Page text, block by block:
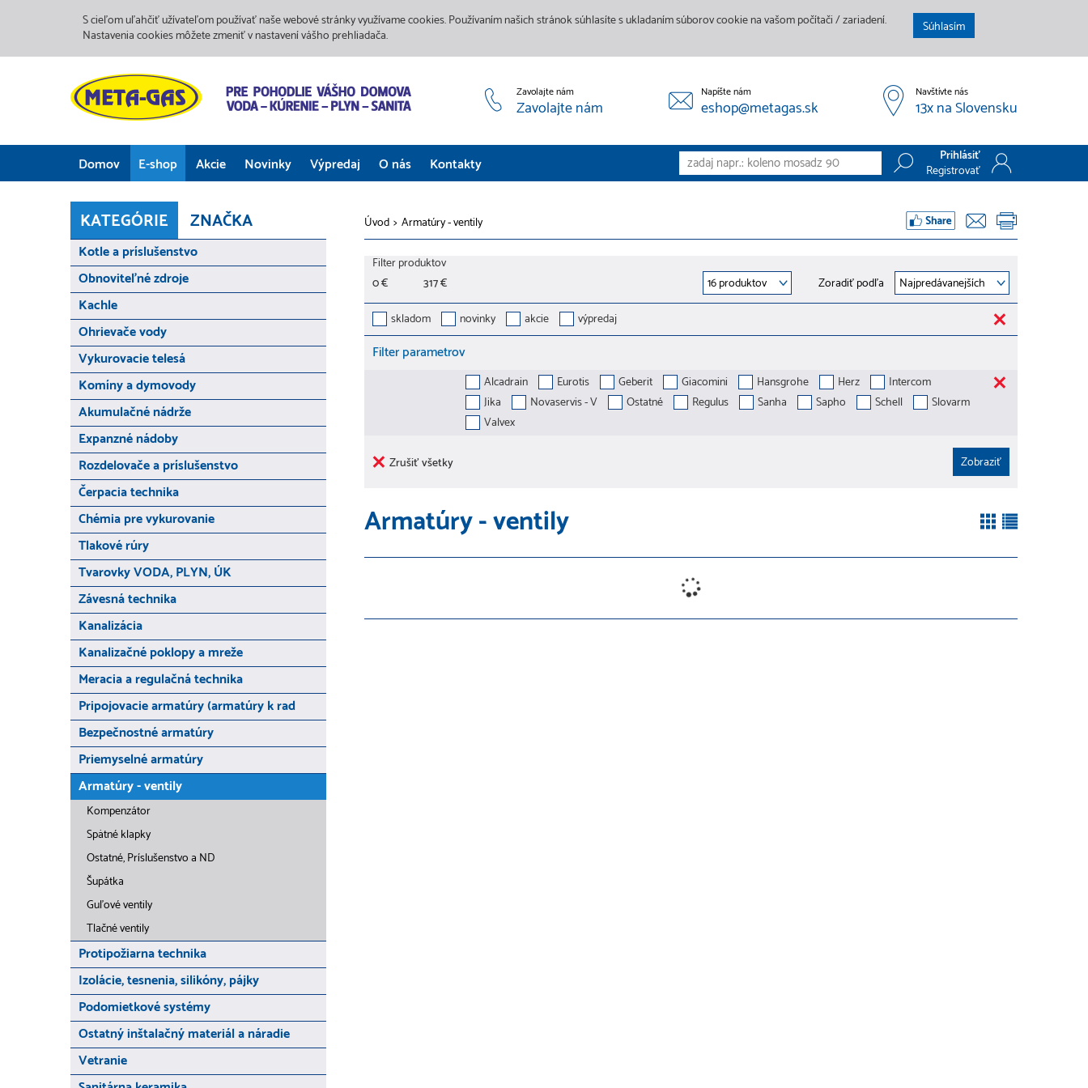
S cieľom uľahčiť užívateľom používať naše webové stránky využívame cookies. Používaním našich stránok súhlasíte s ukladaním súborov cookie na vašom počítači / zariadení.
Nastavenia cookies môžete zmeniť v nastavení vášho prehliadača.
Súhlasím
Zavolajte nám
Zavolajte nám
Napíšte nám
eshop@metagas.sk
Navštívte nás
13x na Slovensku
Domov E-shop Akcie Novinky Výpredaj O nás
Služby
Predajne
Galéria
Kontakty
Prihlásiť
Registrovať
Registrovať
KATEGÓRIE ZNAČKA
Kotle a príslušenstvo
Obnoviteľné zdroje
Kachle
Ohrievače vody
Vykurovacie telesá
Komíny a dymovody
Akumulačné nádrže
Expanzné nádoby
Rozdelovače a príslušenstvo
Čerpacia technika
Chémia pre vykurovanie
Tlakové rúry
Tvarovky VODA, PLYN, ÚK
Závesná technika
Kanalizácia
Kanalizačné poklopy a mreže
Meracia a regulačná technika
Pripojovacie armatúry (armatúry k rad
Bezpečnostné armatúry
Priemyselné armatúry
Armatúry - ventily
Kompenzátor
Spätné klapky
Ostatné, Príslušenstvo a ND
Šupátka
Guľové ventily
Tlačné ventily
Protipožiarna technika
Izolácie, tesnenia, silikóny, pájky
Podomietkové systémy
Ostatný inštalačný materiál a náradie
Vetranie
Úvod > Armatúry - ventily
Filter produktov
0 €
317 €
Zoradiť podľa
skladom
novinky akcie výpredaj
Filter parametrov
Alcadrain Eurotis Geberit Giacomini Hansgrohe Herz
Intercom
Jika
Novaservis - V Ostatné Regulus Sanha Sapho Schell
Slovarm
Valvex
Zrušiť všetky
Armatúry - ventily